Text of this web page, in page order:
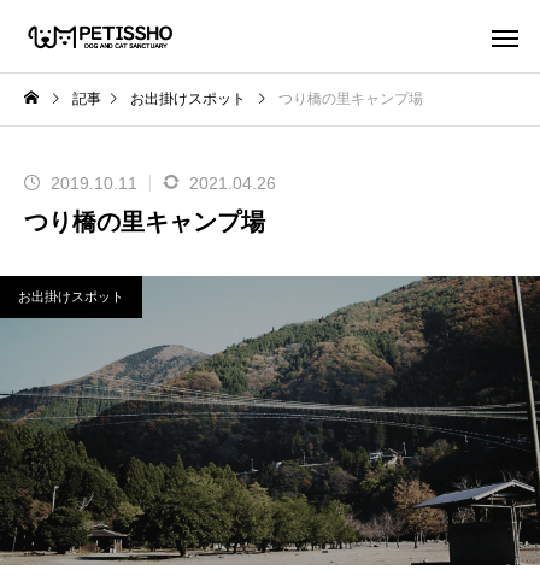
記事 お出掛けスポット つり橋の里キャンプ場
2019.10.11 2021.04.26
つり橋の里キャンプ場
お出掛けスポット